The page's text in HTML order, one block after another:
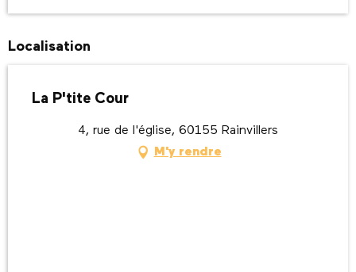
Localisation
La P'tite Cour
4, rue de l'église, 60155 Rainvillers
M'y rendre